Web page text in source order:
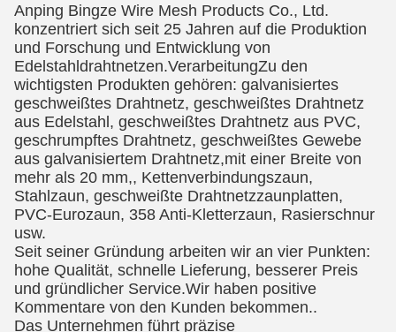
Anping Bingze Wire Mesh Products Co., Ltd.
konzentriert sich seit 25 Jahren auf die Produktion
und Forschung und Entwicklung von
Edelstahldrahtnetzen.VerarbeitungZu den
wichtigsten Produkten gehören: galvanisiertes
geschweißtes Drahtnetz, geschweißtes Drahtnetz
aus Edelstahl, geschweißtes Drahtnetz aus PVC,
geschrumpftes Drahtnetz, geschweißtes Gewebe
aus galvanisiertem Drahtnetz,mit einer Breite von
mehr als 20 mm,, Kettenverbindungszaun,
Stahlzaun, geschweißte Drahtnetzzaunplatten,
PVC-Eurozaun, 358 Anti-Kletterzaun, Rasierschnur
usw.
Seit seiner Gründung arbeiten wir an vier Punkten:
hohe Qualität, schnelle Lieferung, besserer Preis
und gründlicher Service.Wir haben positive
Kommentare von den Kunden bekommen..
Das Unternehmen führt präzise